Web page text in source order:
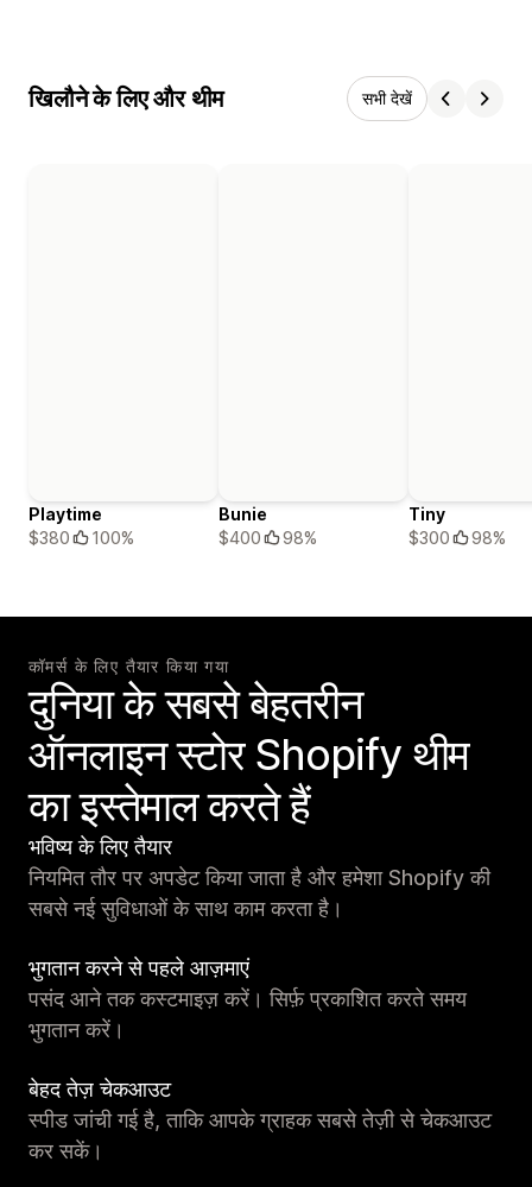
खिलौने के लिए और थीम सभी देखें
Playtime
$380
100%
Bunie
$400
98%
Tiny
$300
98%
कॉमर्स के लिए तैयार किया गया
दुनिया के सबसे बेहतरीन
ऑनलाइन स्टोर Shopify थीम
का इस्तेमाल करते हैं
भविष्य के लिए तैयार
नियमित तौर पर अपडेट किया जाता है और हमेशा Shopify की
सबसे नई सुविधाओं के साथ काम करता है।
भुगतान करने से पहले आज़माएं
पसंद आने तक कस्टमाइज़ करें। सिर्फ़ प्रकाशित करते समय
भुगतान करें।
बेहद तेज़ चेकआउट
स्पीड जांची गई है, ताकि आपके ग्राहक सबसे तेज़ी से चेकआउट
कर सकें।